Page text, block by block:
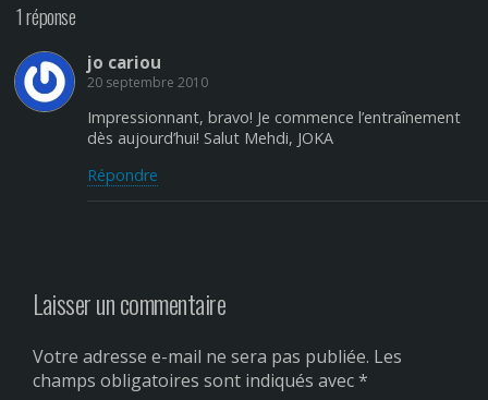
1 réponse
jo cariou
20 septembre 2010
Impressionnant, bravo! Je commence l’entraînement
dès aujourd’hui! Salut Mehdi, JOKA
Répondre
Laisser un commentaire
Votre adresse e-mail ne sera pas publiée. Les
champs obligatoires sont indiqués avec*